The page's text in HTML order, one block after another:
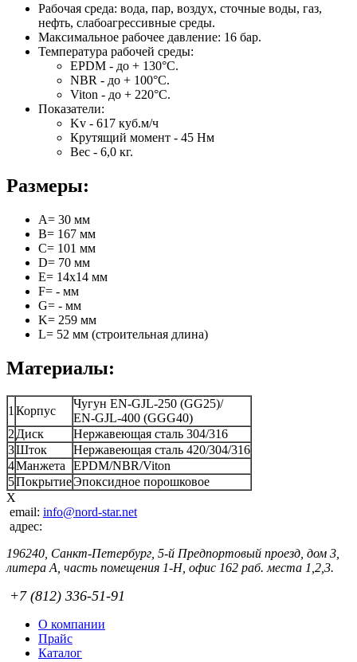
Рабочая среда: вода, пар, воздух, сточные воды, газ,
нефть, слабоагрессивные среды.
Максимальное рабочее давление: 16 бар.
Температура рабочей среды:
EPDM - до + 130°C.
NBR - до + 100°C.
Viton - до + 220°C.
Показатели:
Kv - 617 куб.м/ч
Крутящий момент - 45 Нм
Вес - 6,0 кг.
Размеры:
A= 30 мм
B= 167 мм
C= 101 мм
D= 70 мм
E= 14х14 мм
F= - мм
G= - мм
K= 259 мм
L= 52 мм (строительная длина)
Материалы:
1 Корпус
Чугун EN-GJL-250 (GG25)/
EN-GJL-400 (GGG40)
2 Диск
Нержавеющая сталь 304/316
3Шток
Нержавеющая сталь 420/304/316
4Манжета
EPDM/NBR/Viton
5ПокрытиеЭпоксидное порошковое
X
email: info@nord-star.net
адрес:
196240, Санкт-Петербург, 5-й Предпортовый проезд, дом 3,
литера А, часть помещения 1-Н, офис 162 раб. места 1,2,3.
+7 (812) 336-51-91
О компании
Прайс
Каталог